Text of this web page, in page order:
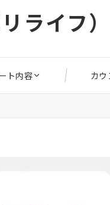
ライフ）
ト内容 カ